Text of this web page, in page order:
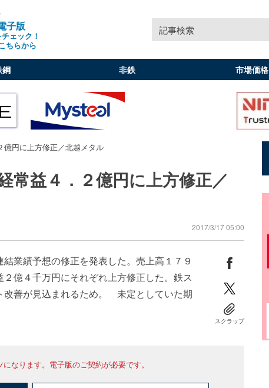
子版
ェック！
ちらから
記事検索
鋼 非鉄 市場価格
億円に上方修正／北越メタル
常益４．２億円に上方修正／
2017/3/17 05:00
業績予想の修正を発表した。売上高１７９
億４千万円にそれぞれ上方修正した。鉄ス
改善が見込まれるため。 未定としていた期
スクラップ
なります。電子版のご契約が必要です。